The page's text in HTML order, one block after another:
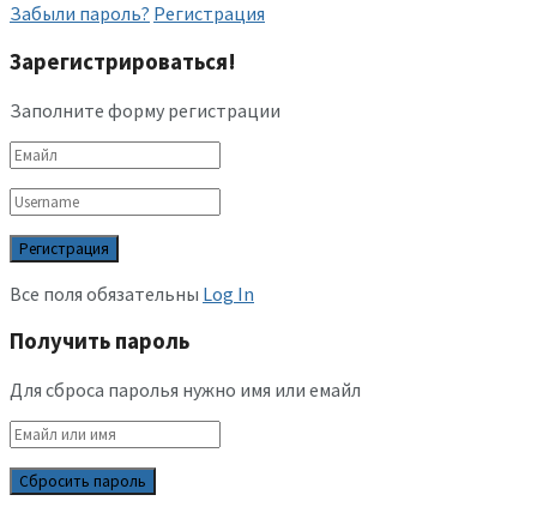
Забыли пароль? Регистрация
Зарегистрироваться!
Заполните форму регистрации
Все поля обязательны Log In
Получить пароль
Для сброса паролья нужно имя или емайл